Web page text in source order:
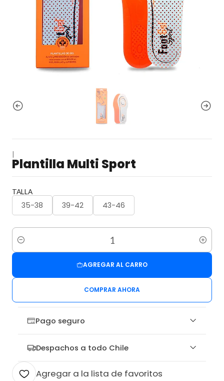
Plantilla Multi Sport
TALLA
35-38 39-42 43-46
Cantidad
AGREGAR AL CARRO
COMPRAR AHORA
Pago seguro
Despachos a todo Chile
Agregar a la lista de favoritos